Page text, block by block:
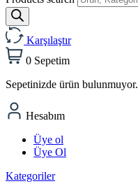
Karşılaştır
0 Sepetim
Sepetinizde ürün bulunmuyor.
Hesabım
Üye ol
Üye Ol
Kategoriler